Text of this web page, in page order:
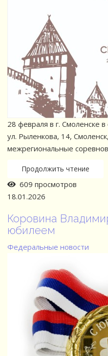
28 февраля в г. Смоленске
ул. Рыленкова, 14,
межрегиональные
Продолжить чтение
609 просмотров
18.01.2026
Коровина
юбилеем
Федеральные новости